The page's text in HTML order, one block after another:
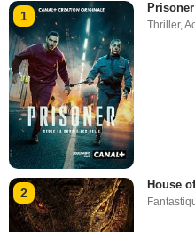
1
Prisoner
Thriller,
2
House